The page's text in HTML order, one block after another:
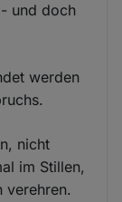
und doch
werden
nicht
im Stillen,
verehren.